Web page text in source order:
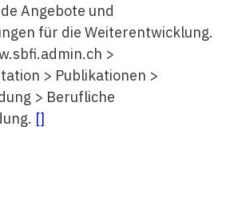
Angebote und
für die Weiterentwicklung.
>
> Publikationen >
> Berufliche
[]